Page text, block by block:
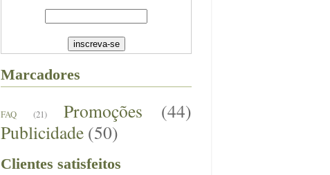
Marcadores
FAQ (21) Promoções
(44)
Publicidade (50)
Clientes satisfeitos